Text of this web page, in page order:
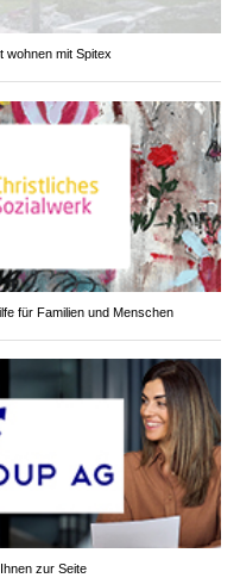
wohnen mit Spitex
für Familien und Menschen
zur Seite